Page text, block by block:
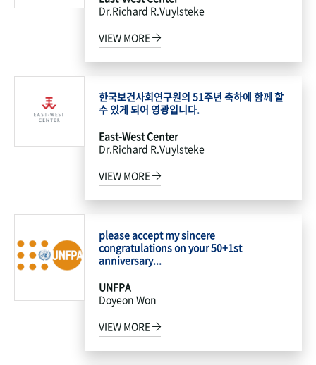
Dr.Richard R.Vuylsteke
VIEW MORE
한국보건사회연구원의 51주년 축하에 함께 할
수 있게 되어 영광입니다.
East-West Center
Dr.Richard R.Vuylsteke
VIEW MORE
please accept my sincere
congratulations on your 50+1st
anniversary...
UNFPA
Doyeon Won
VIEW MORE